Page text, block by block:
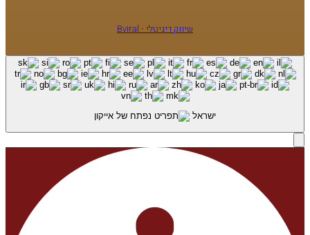
שיווק דיגיטלי - Bviral
ישראל